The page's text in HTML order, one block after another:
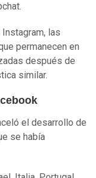
las
permanecen en
después de
similar.
el desarrollo de
se había